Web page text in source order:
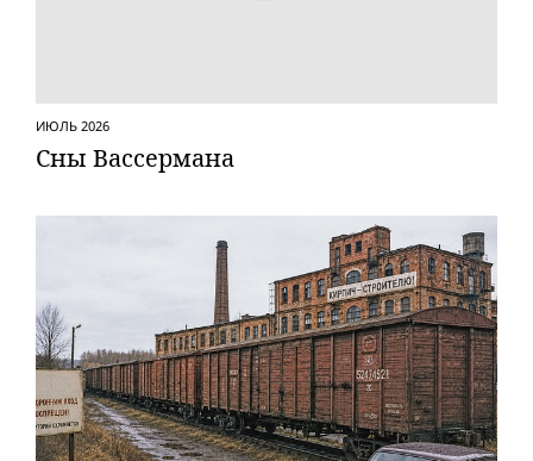
ИЮЛЬ 2026
Сны Вассермана